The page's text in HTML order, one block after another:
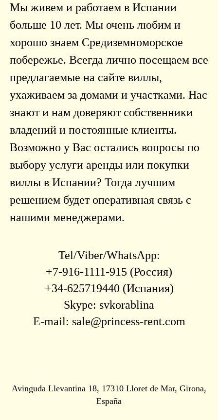
Мы живем и работаем в Испании
больше 10 лет. Мы очень любим и
хорошо знаем Средиземноморское
побережье. Всегда лично посещаем все
предлагаемые на сайте виллы,
ухаживаем за домами и участками. Нас
знают и нам доверяют собственники
владений и постоянные клиенты.
Возможно у Вас остались вопросы по
выбору услуги аренды или покупки
виллы в Испании? Тогда лучшим
решением будет оперативная связь с
нашими менеджерами.
Tel/Viber/WhatsApp:
+7-916-1111-915 (Россия)
+34-625719440 (Испания)
Skype: svkorablina
E-mail: sale@princess-rent.com
Avinguda Llevantina 18, 17310 Lloret de Mar, Girona,
España